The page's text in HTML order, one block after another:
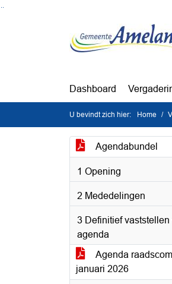
Dashboard
U bevindt zich hier: Home
Agendabundel
1 Opening
2 Mededelingen
3 Definitief vaststellen
agenda
Agenda
januari 2026